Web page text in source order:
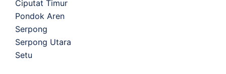
Ciputat Timur
Pondok Aren
Serpong
Serpong Utara
Setu